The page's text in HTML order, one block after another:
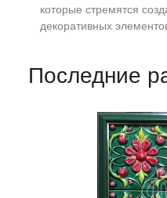
которые стремятся
декоративных
Последние